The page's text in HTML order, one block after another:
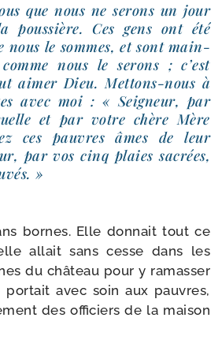
que nous ne serons un jour
pous­sière. Ces gens ont été
nous le sommes, et sont main­
nous le serons ; c’est
aimer Dieu. Mettons-​nous à
avec moi : « Seigneur, par
et par votre chère Mère
ces pauvres âmes de leur
par vos cinq plaies sacrées,
»
bornes. Elle don­nait tout ce
allait sans cesse dans les
du châ­teau pour y ramas­ser
por­tait avec soin aux pauvres,
des offi­ciers de la mai­son